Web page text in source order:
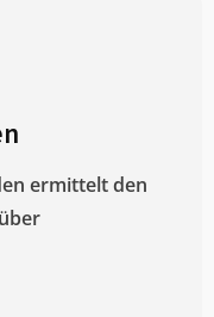
ermittelt den